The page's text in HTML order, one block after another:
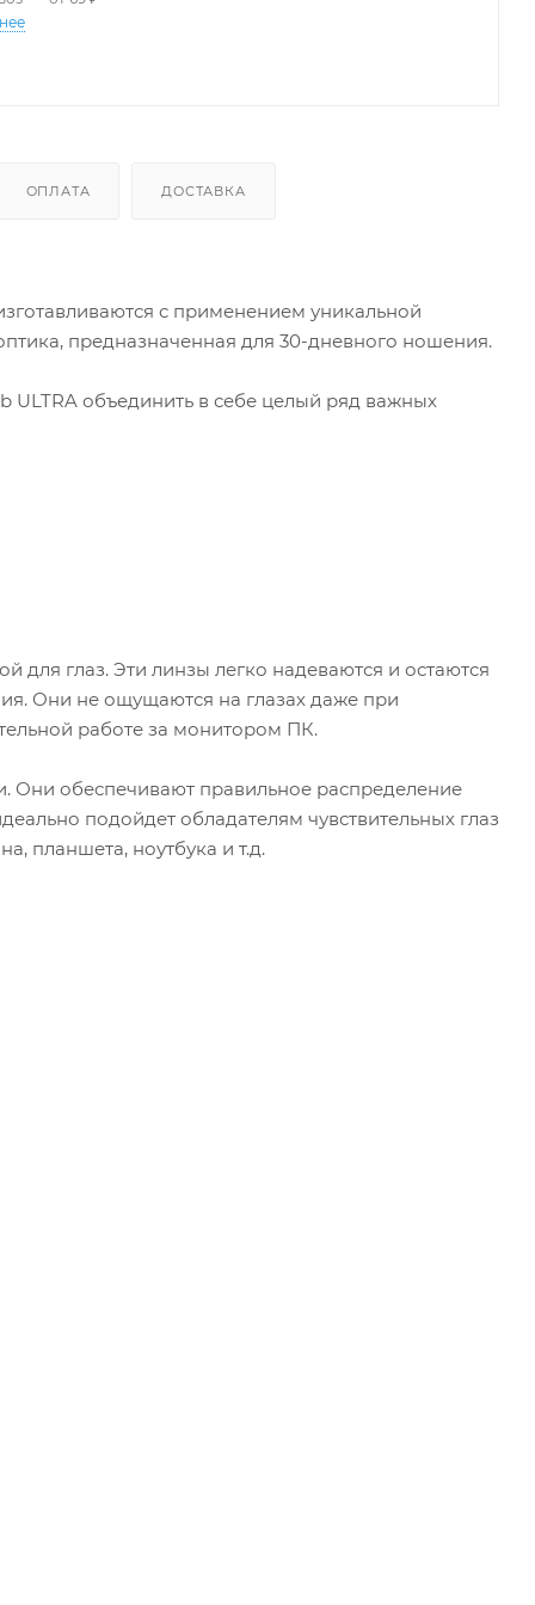
+6.00
ОПЛАТА ДОСТАВКА
с применением уникальной
предназначенная для 30-дневного ношения.
ULTRA объединить в себе целый ряд важных
глаз. Эти линзы легко надеваются и остаются
Они не ощущаются на глазах даже при
работе за монитором ПК.
Они обеспечивают правильное распределение
подойдет обладателям чувствительных глаз
планшета, ноутбука и т.д.